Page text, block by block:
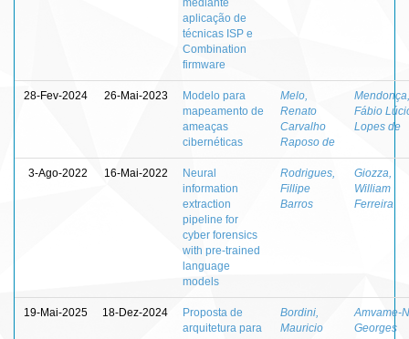
aplicação de
técnicas ISP e
Combination
firmware
28-Fev-2024 26-Mai-2023
Modelo para
mapeamento de
ameaças
cibernéticas
Melo,
Renato
Carvalho
Raposo de
Mendonça,
Fábio
Lopes de
3-Ago-2022 16-Mai-2022
Neural
information
extraction
pipeline for
cyber forensics
with pre-trained
language
models
Rodrigues,
Fillipe
Barros
Giozza,
William
Ferreira
19-Mai-2025 18-Dez-2024
Proposta de
arquitetura para
Bordini,
Mauricio
Amvame-
Georges